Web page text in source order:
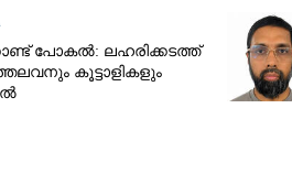
പോകൽ: ലഹരിക്കടത്ത്
കൂട്ടാളികളും